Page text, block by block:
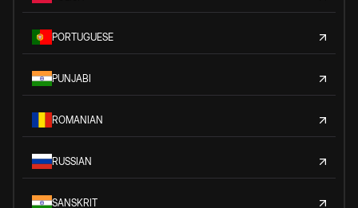
PORTUGUESE
PUNJABI
ROMANIAN
RUSSIAN
SANSKRIT